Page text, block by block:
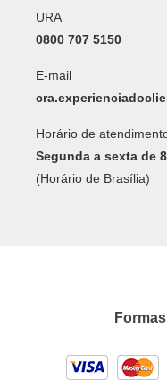
URA
0800 707 5150
E-mail
Horário de
Segunda a sexta de
(Horário de Brasília)